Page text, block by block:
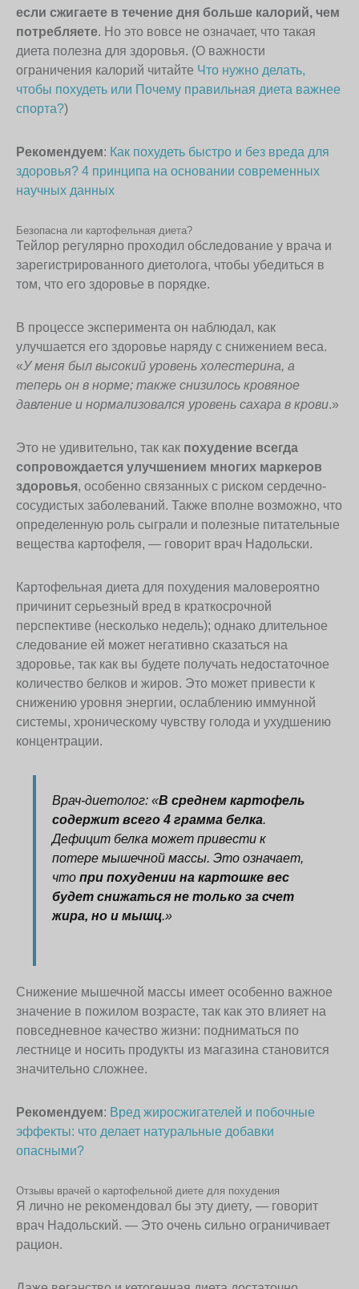
если сжигаете в течение дня больше калорий, чем
потребляете. Но это вовсе не означает, что такая
диета полезна для здоровья. (О важности
ограничения калорий читайте Что нужно делать,
чтобы похудеть или Почему правильная диета важнее
спорта?)
Рекомендуем: Как похудеть быстро и без вреда для
здоровья? 4 принципа на основании современных
научных данных
Безопасна ли картофельная диета?
Тейлор регулярно проходил обследование у врача и
зарегистрированного диетолога, чтобы убедиться в
том, что его здоровье в порядке.
В процессе эксперимента он наблюдал, как
улучшается его здоровье наряду с снижением веса.
«У меня был высокий уровень холестерина, а
теперь он в норме; также снизилось кровяное
давление и нормализовался уровень сахара в крови.»
Это не удивительно, так как похудение всегда
сопровождается улучшением многих маркеров
здоровья, особенно связанных с риском сердечно-
сосудистых заболеваний. Также вполне возможно, что
определенную роль сыграли и полезные питательные
вещества картофеля, — говорит врач Надольски.
Картофельная диета для похудения маловероятно
причинит серьезный вред в краткосрочной
перспективе (несколько недель); однако длительное
следование ей может негативно сказаться на
здоровье, так как вы будете получать недостаточное
количество белков и жиров. Это может привести к
снижению уровня энергии, ослаблению иммунной
системы, хроническому чувству голода и ухудшению
концентрации.
Врач-диетолог: «В среднем картофель
содержит всего 4 грамма белка.
Дефицит белка может привести к
потере мышечной массы.Это означает,
чтопри похудении на картошке вес
будет снижаться не только за счет
жира, но и мышц.»
Снижение мышечной массы имеет особенно важное
значение в пожилом возрасте, так как это влияет на
повседневное качество жизни: подниматься по
лестнице и носить продукты из магазина становится
значительно сложнее.
Рекомендуем: Вред жиросжигателей и побочные
эффекты: что делает натуральные добавки
опасными?
Отзывы врачей о картофельной диете для похудения
Я лично не рекомендовал бы эту диету, — говорит
врач Надольский. — Это очень сильно ограничивает
рацион.